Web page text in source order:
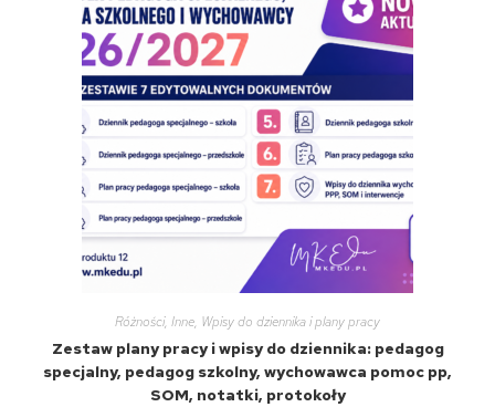
Różności, Inne, Wpisy do dziennika i plany pracy
Zestaw plany pracy i wpisy do dziennika: pedagog
specjalny, pedagog szkolny, wychowawca pomoc pp,
SOM, notatki, protokoły